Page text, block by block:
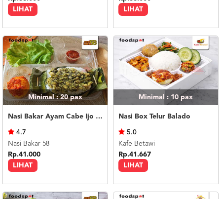
LIHAT LIHAT
Minimal : 20pax
Nasi Bakar Ayam Cabe Ijo + Telor Balado
LIHAT
4.7
Nasi Bakar 58
Rp.41.000
Minimal : 10pax
Nasi Box Telur Balado
LIHAT
5.0
Kafe Betawi
Rp.41.667